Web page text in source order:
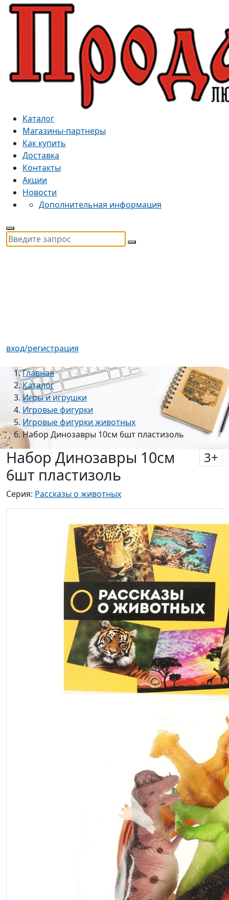
Каталог
Магазины-партнеры
Как купить
Доставка
Контакты
Акции
Новости
Дополнительная информация
вход/регистрация
Главная
Каталог
Игры и игрушки
Игровые фигурки
Игровые фигурки животных
Набор Динозавры 10см 6шт пластизоль
Набор Динозавры 10см
6шт пластизоль
3+
Серия: Рассказы о животных